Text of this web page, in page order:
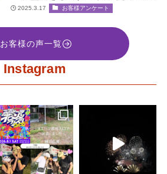
て、お客様の大事な家を守ると言う
2025.3.17 お客様アンケート
お客様の声一覧
Instagram